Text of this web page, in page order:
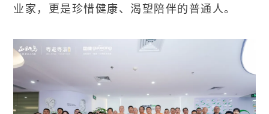
业家，更是珍惜健康、渴望陪伴的普通人。